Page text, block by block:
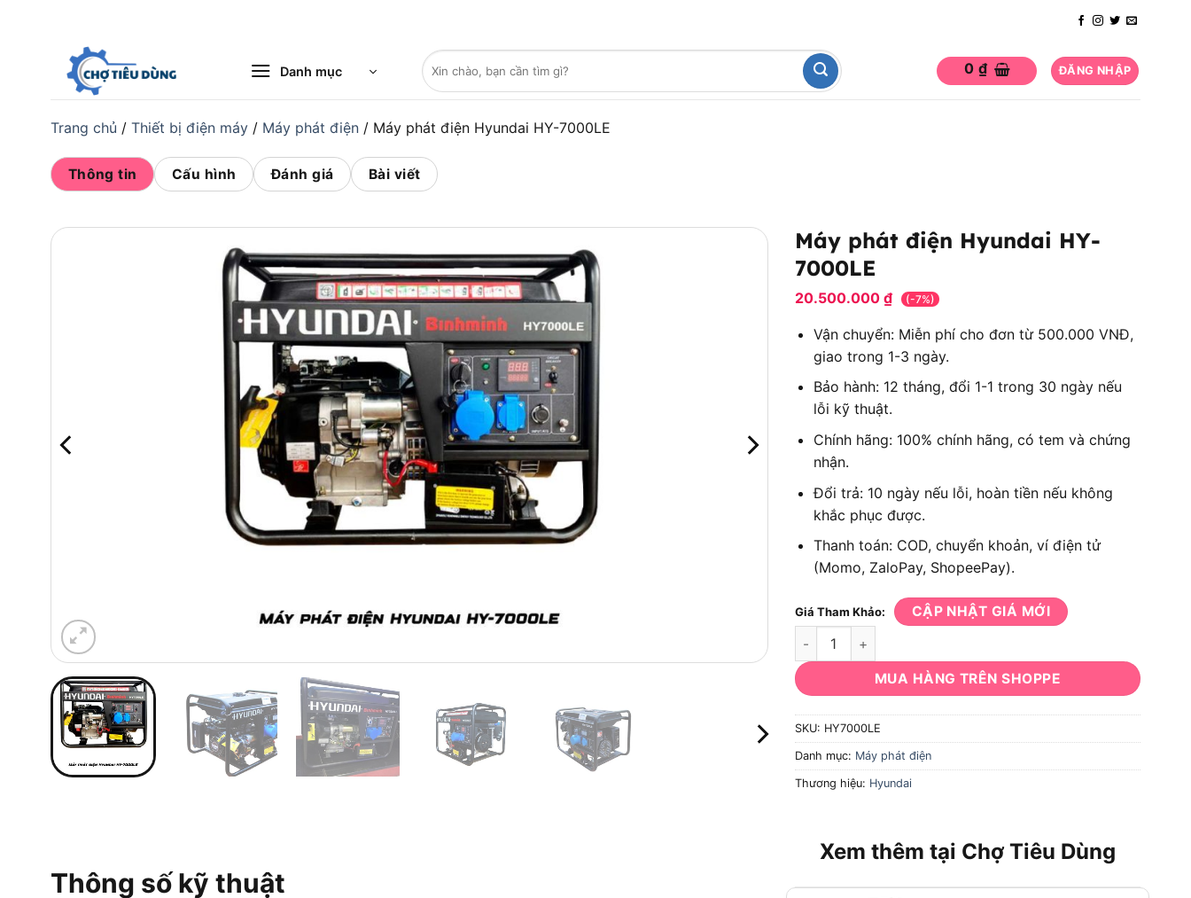
Danh mục
Tìm
kiếm:
0 ₫ ĐĂNG NHẬP
Trang chủ / Thiết bị điện máy / Máy phát điện / Máy phát điện Hyundai HY-7000LE
Thông tin Cấu hình Đánh giá Bài viết
Máy phát điện Hyundai HY-
7000LE
20.500.000 ₫ (-7%)
Vận chuyển: Miễn phí cho đơn từ 500.000 VNĐ,
giao trong 1-3 ngày.
Bảo hành: 12 tháng, đổi 1-1 trong 30 ngày nếu
lỗi kỹ thuật.
Chính hãng: 100% chính hãng, có tem và chứng
nhận.
Đổi trả: 10 ngày nếu lỗi, hoàn tiền nếu không
khắc phục được.
Thanh toán: COD, chuyển khoản, ví điện tử
(Momo, ZaloPay, ShopeePay).
Giá Tham Khảo: CẬP NHẬT GIÁ MỚI
Máy phát điện Hyundai HY-7000LE số lượng
MUA HÀNG TRÊN SHOPPE
SKU: HY7000LE
Danh mục: Máy phát điện
Thương hiệu: Hyundai
Thông số kỹ thuật
Xem thêm tại Chợ Tiêu Dùng